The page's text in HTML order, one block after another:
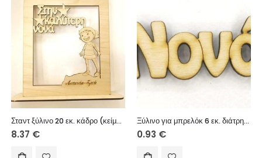
Σταντ ξύλινο 20 εκ. κάδρο (κείμενο επιλογής σας)
8.37 €
Ξύλινο για μπρελόκ 6 εκ. διάτρητο (Νονά)
0.93 €